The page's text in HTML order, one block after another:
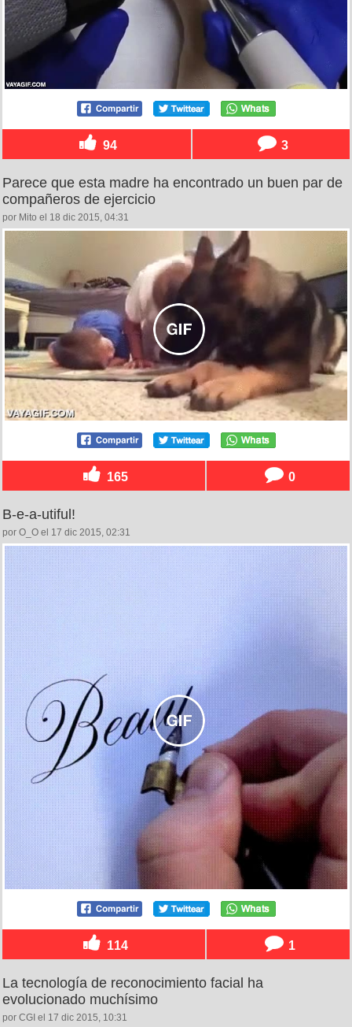
94 3
Parece que esta madre ha encontrado un buen par de
compañeros de ejercicio
por Mito el 18 dic 2015, 04:31
165 0
B-e-a-utiful!
por O_O el 17 dic 2015, 02:31
114 1
La tecnología de reconocimiento facial ha
evolucionado muchísimo
por CGI el 17 dic 2015, 10:31